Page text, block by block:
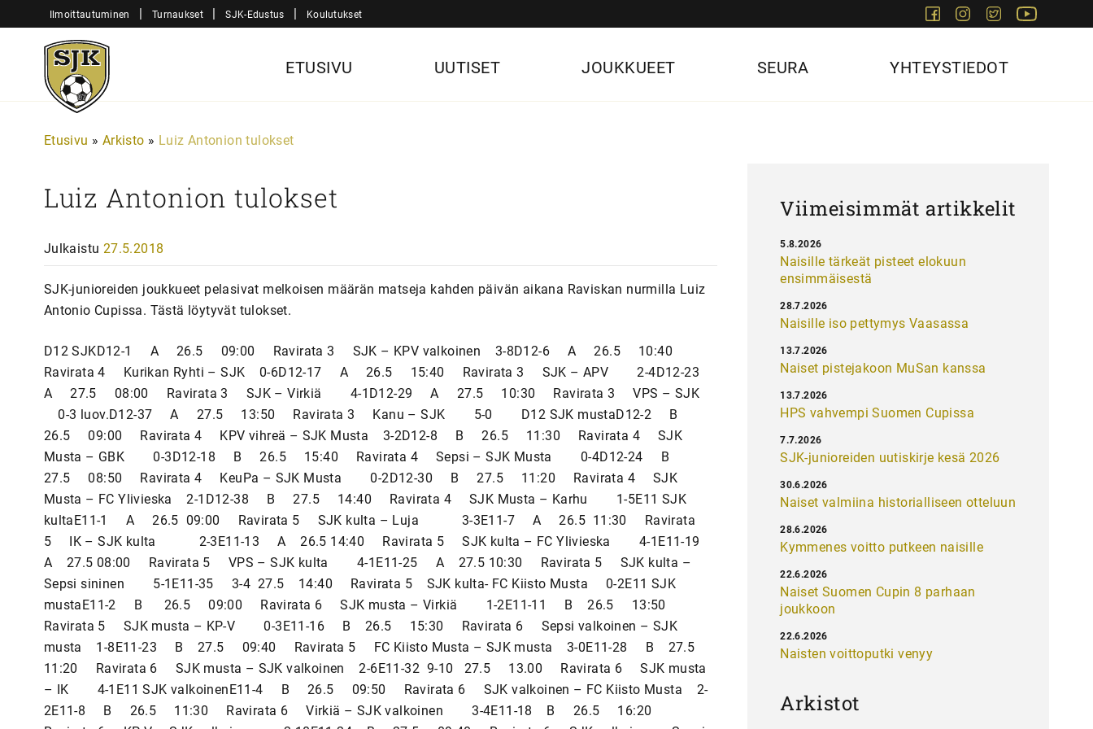
sisältöön
Ilmoittautuminen | Turnaukset | SJK-Edustus | Koulutukset FacebookInstagram
Twitter
Sjk-
Juniorit
ETUSIVU UUTISET JOUKKUEET SEURA YHTEYSTIEDOT
Etusivu » Arkisto » Luiz Antonion tulokset
Luiz Antonion tulokset
Julkaistu 27.5.2018
SJK-junioreiden joukkueet pelasivat melkoisen määrän matseja kahden päivän aikana Raviskan nurmilla Luiz
Antonio Cupissa. Tästä löytyvät tulokset.
D12 SJKD12-1 A 26.5 09:00 Ravirata 3 SJK – KPV valkoinen 3-8D12-6 A 26.5 10:40
Ravirata 4 Kurikan Ryhti – SJK 0-6D12-17 A 26.5 15:40 Ravirata 3 SJK – APV 2-4D12-23
A 27.5 08:00 Ravirata 3 SJK – Virkiä 4-1D12-29 A 27.5 10:30 Ravirata 3 VPS – SJK
0-3 luov.D12-37 A 27.5 13:50 Ravirata 3 Kanu – SJK 5-0 D12 SJK mustaD12-2 B
26.5 09:00 Ravirata 4 KPV vihreä – SJK Musta 3-2D12-8 B 26.5 11:30 Ravirata 4 SJK
Musta – GBK 0-3D12-18 B 26.5 15:40 Ravirata 4 Sepsi – SJK Musta 0-4D12-24 B
27.5 08:50 Ravirata 4 KeuPa – SJK Musta 0-2D12-30 B 27.5 11:20 Ravirata 4 SJK
Musta – FC Ylivieska 2-1D12-38 B 27.5 14:40 Ravirata 4 SJK Musta – Karhu 1-5E11 SJK
kultaE11-1 A 26.5 09:00 Ravirata 5 SJK kulta – Luja 3-3E11-7 A 26.5 11:30 Ravirata
5 IK – SJK kulta 2-3E11-13 A 26.5 14:40 Ravirata 5 SJK kulta – FC Ylivieska 4-1E11-19
A 27.5 08:00 Ravirata 5 VPS – SJK kulta 4-1E11-25 A 27.5 10:30 Ravirata 5 SJK kulta –
Sepsi sininen 5-1E11-35 3-4 27.5 14:40 Ravirata 5 SJK kulta- FC Kiisto Musta 0-2E11 SJK
mustaE11-2 B 26.5 09:00 Ravirata 6 SJK musta – Virkiä 1-2E11-11 B 26.5 13:50
Ravirata 5 SJK musta – KP-V 0-3E11-16 B 26.5 15:30 Ravirata 6 Sepsi valkoinen – SJK
musta 1-8E11-23 B 27.5 09:40 Ravirata 5 FC Kiisto Musta – SJK musta 3-0E11-28 B 27.5
11:20 Ravirata 6 SJK musta – SJK valkoinen 2-6E11-32 9-10 27.5 13.00 Ravirata 6 SJK musta
– IK 4-1E11 SJK valkoinenE11-4 B 26.5 09:50 Ravirata 6 SJK valkoinen – FC Kiisto Musta 2-
2E11-8 B 26.5 11:30 Ravirata 6 Virkiä – SJK valkoinen 3-4E11-18 B 26.5 16:20
Viimeisimmät artikkelit
Naisille tärkeät pisteet elokuun
ensimmäisestä
5.8.2026
Naisille iso pettymys Vaasassa
28.7.2026
Naiset pistejakoon MuSan kanssa
13.7.2026
HPS vahvempi Suomen Cupissa
13.7.2026
SJK-junioreiden uutiskirje kesä 2026
7.7.2026
Naiset valmiina historialliseen otteluun
30.6.2026
Kymmenes voitto putkeen naisille
28.6.2026
Naiset Suomen Cupin 8 parhaan
joukkoon
22.6.2026
Naisten voittoputki venyy
22.6.2026
Arkistot